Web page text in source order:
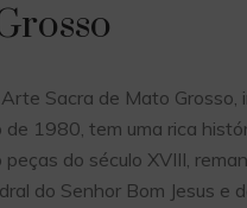
Sacra de Mato Grosso,
de 1980, tem uma rica
do século XVIII,
do Senhor Bom Jesus e